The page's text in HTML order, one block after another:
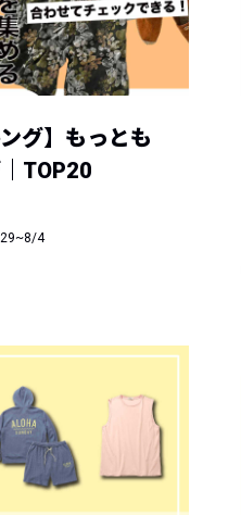
ング】もっとも
TOP20
29~8/4